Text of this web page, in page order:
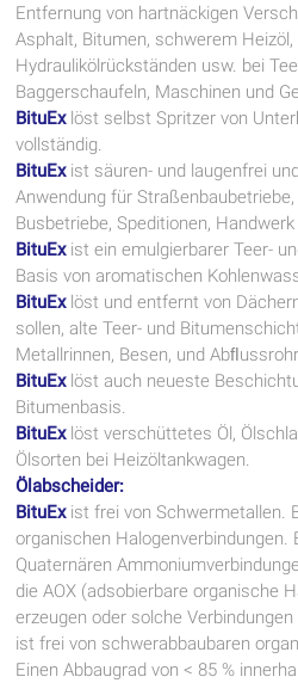
Entfernung von hartnäckigen
Asphalt, Bitumen, schwerem Heizöl,
Hydraulikölrückständen usw. bei
Baggerschaufeln, Maschinen und
BituExlöst selbst Spritzer von
vollständig.
BituExist säuren- und laugenfrei
Anwendung für
Busbetriebe, Speditionen,
BituExist ein emulgierbarer Teer-
Basis von aromatischen
BituExlöst und entfernt von
sollen, alte Teer- und
Metallrinnen, Besen, und
BituEx löst auch neueste
Bitumenbasis.
BituExlöst verschüttetes Öl,
Ölsorten bei Heizöltankwagen.
Ölabscheider:
BituExist frei von Schwermetallen.
organischen Halogenverbindungen.
Quaternären
die AOX (adsobierbare organische
erzeugen oder solche
ist frei von schwerabbaubaren
Einen Abbaugrad von < 85 %